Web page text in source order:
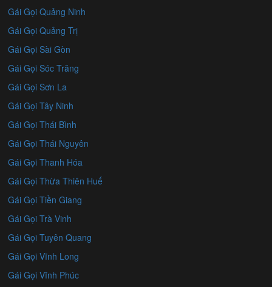
Gái Gọi Quảng Ninh
Gái Gọi Quảng Trị
Gái Gọi Sài Gòn
Gái Gọi Sóc Trăng
Gái Gọi Sơn La
Gái Gọi Tây Ninh
Gái Gọi Thái Bình
Gái Gọi Thái Nguyên
Gái Gọi Thanh Hóa
Gái Gọi Thừa Thiên Huế
Gái Gọi Tiền Giang
Gái Gọi Trà Vinh
Gái Gọi Tuyên Quang
Gái Gọi Vĩnh Long
Gái Gọi Vĩnh Phúc